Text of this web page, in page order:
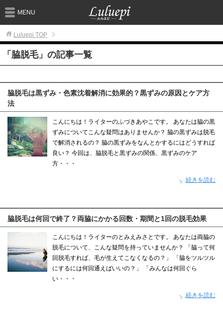
MENU
Luluepi TOP
「脇脱毛」の記事一覧
脇脱毛は黒ずみ・色素沈着解消に効果的？黒ずみの原因とケア方
法
こんにちは！ライターのふづきあやこです。 あなたは脇の黒
ずみについてこんな疑問はありませんか？ 脇の黒ずみは脱毛
で解消されるの？ 脇の黒ずみをなんとかするにはどうすれば
良い？ 今回は、脇脱毛と黒ずみの関係、黒ずみのケア
方・・・
続きを読む
脇脱毛は何回で終了？両脇にかかる回数・期間と1回の脱毛効果
こんにちは！ライターのとみえみさとです。 あなたは両脇の
脱毛について、こんな疑問を持っていませんか？ 「脇って何
回脱毛すれば、毛が生えてこなくなるの？」 「脇をツルツル
にするには何回通えばいいの？」 「みんなは何回ぐら
い・・・
続きを読む